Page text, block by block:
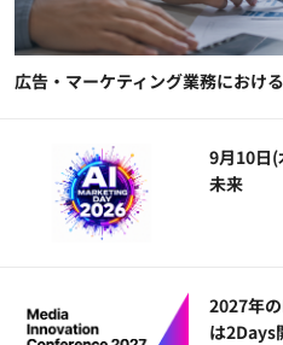
広告・マーケティング業務におけ
9月10日
未来
2027年
は2Days